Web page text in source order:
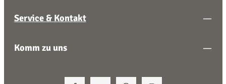
Service & Kontakt
Komm zu uns